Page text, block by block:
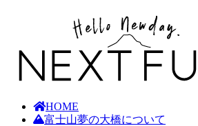
HOME
富士山夢の大橋について